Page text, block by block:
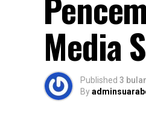
Media
Published 3
By